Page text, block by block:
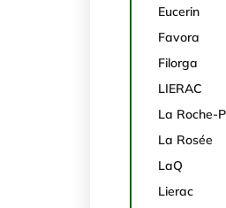
Eucerin
Favora
Filorga
LIERAC
La Roche-
La Rosée
LaQ
Lierac